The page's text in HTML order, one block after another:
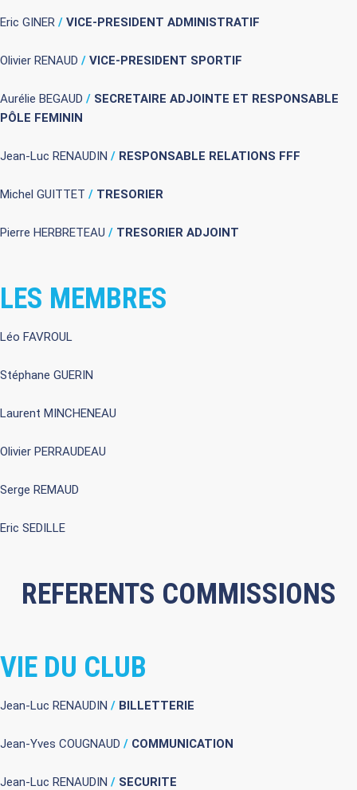
Eric GINER / VICE-PRESIDENT ADMINISTRATIF
Olivier RENAUD / VICE-PRESIDENT SPORTIF
Aurélie BEGAUD / SECRETAIRE ADJOINTE ET RESPONSABLE
PÔLE FEMININ
Jean-Luc RENAUDIN / RESPONSABLE RELATIONS FFF
Michel GUITTET / TRESORIER
Pierre HERBRETEAU / TRESORIER ADJOINT
LES MEMBRES
Léo FAVROUL
Stéphane GUERIN
Laurent MINCHENEAU
Olivier PERRAUDEAU
Serge REMAUD
Eric SEDILLE
REFERENTS COMMISSIONS
VIE DU CLUB
Jean-Luc RENAUDIN / BILLETTERIE
Jean-Yves COUGNAUD / COMMUNICATION
Jean-Luc RENAUDIN / SECURITE